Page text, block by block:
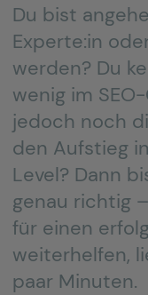
Du bist
Experte:in
werden? Du
wenig im
jedoch noch
den Aufstieg
Level? Dann
genau richtig
für einen
weiterhelfen,
paar Minuten.